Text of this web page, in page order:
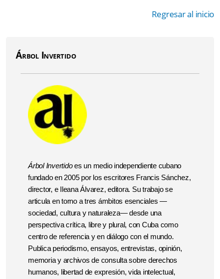
Regresar al inicio
Árbol Invertido
Árbol Invertidoes un medio independiente cubano
fundado en 2005 por los escritores Francis Sánchez,
director, e Ileana Álvarez, editora. Su trabajo se
articula en torno a tres ámbitos esenciales —
sociedad, cultura y naturaleza— desde una
perspectiva crítica, libre y plural, con Cuba como
centro de referencia y en diálogo con el mundo.
Publica periodismo, ensayos, entrevistas, opinión,
memoria y archivos de consulta sobre derechos
humanos, libertad de expresión, vida intelectual,